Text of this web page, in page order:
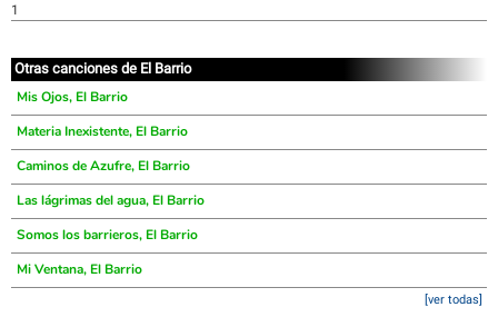
1
Otras canciones de El Barrio
Mis Ojos, El Barrio
Materia Inexistente, El Barrio
Caminos de Azufre, El Barrio
Las lágrimas del agua, El Barrio
Somos los barrieros, El Barrio
Mi Ventana, El Barrio
[ver todas]